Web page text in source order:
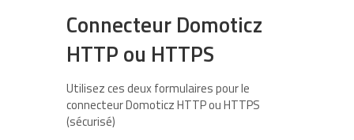
Connecteur Domoticz
HTTP ou HTTPS
Utilisez ces deux formulaires pour le
connecteur Domoticz HTTP ou HTTPS
(sécurisé)